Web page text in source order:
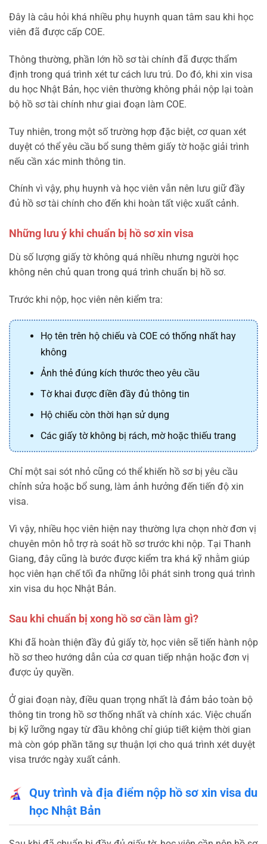
Đây là câu hỏi khá nhiều phụ huynh quan tâm sau khi học
viên đã được cấp COE.
Thông thường, phần lớn hồ sơ tài chính đã được thẩm
định trong quá trình xét tư cách lưu trú. Do đó, khi xin visa
du học Nhật Bản, học viên thường không phải nộp lại toàn
bộ hồ sơ tài chính như giai đoạn làm COE.
Tuy nhiên, trong một số trường hợp đặc biệt, cơ quan xét
duyệt có thể yêu cầu bổ sung thêm giấy tờ hoặc giải trình
nếu cần xác minh thông tin.
Chính vì vậy, phụ huynh và học viên vẫn nên lưu giữ đầy
đủ hồ sơ tài chính cho đến khi hoàn tất việc xuất cảnh.
Những lưu ý khi chuẩn bị hồ sơ xin visa
Dù số lượng giấy tờ không quá nhiều nhưng người học
không nên chủ quan trong quá trình chuẩn bị hồ sơ.
Trước khi nộp, học viên nên kiểm tra:
Họ tên trên hộ chiếu và COE có thống nhất hay
không
Ảnh thẻ đúng kích thước theo yêu cầu
Tờ khai được điền đầy đủ thông tin
Hộ chiếu còn thời hạn sử dụng
Các giấy tờ không bị rách, mờ hoặc thiếu trang
Chỉ một sai sót nhỏ cũng có thể khiến hồ sơ bị yêu cầu
chỉnh sửa hoặc bổ sung, làm ảnh hưởng đến tiến độ xin
visa.
Vì vậy, nhiều học viên hiện nay thường lựa chọn nhờ đơn vị
chuyên môn hỗ trợ rà soát hồ sơ trước khi nộp. Tại Thanh
Giang, đây cũng là bước được kiểm tra khá kỹ nhằm giúp
học viên hạn chế tối đa những lỗi phát sinh trong quá trình
xin visa du học Nhật Bản.
Sau khi chuẩn bị xong hồ sơ cần làm gì?
Khi đã hoàn thiện đầy đủ giấy tờ, học viên sẽ tiến hành nộp
hồ sơ theo hướng dẫn của cơ quan tiếp nhận hoặc đơn vị
được ủy quyền.
Ở giai đoạn này, điều quan trọng nhất là đảm bảo toàn bộ
thông tin trong hồ sơ thống nhất và chính xác. Việc chuẩn
bị kỹ lưỡng ngay từ đầu không chỉ giúp tiết kiệm thời gian
mà còn góp phần tăng sự thuận lợi cho quá trình xét duyệt
visa trước ngày xuất cảnh.
Quy trình và địa điểm nộp hồ sơ xin visa du
học Nhật Bản